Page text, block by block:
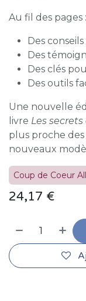
Au fil des pages :
Des
Des
Des clés
Des outils
Une nouvelle
livre Les
plus proche
nouveaux
Coup de Coeur
24,17 €